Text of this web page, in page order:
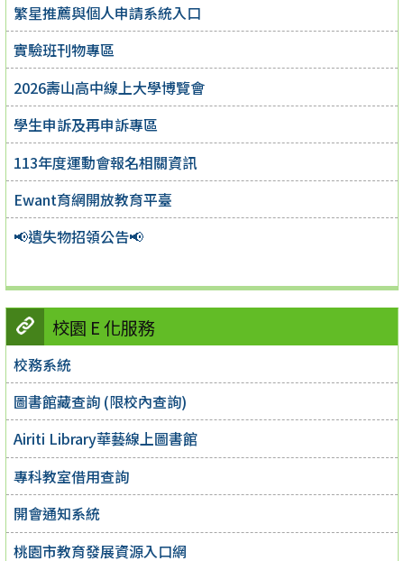
繁星推薦與個人申請系統入口
實驗班刊物專區
2026壽山高中線上大學博覽會
學生申訴及再申訴專區
113年度運動會報名相關資訊
Ewant育網開放教育平臺
📢遺失物招領公告📢
校園 E 化服務
校務系統
圖書館藏查詢 (限校內查詢)
Airiti Library華藝線上圖書館
專科教室借用查詢
開會通知系統
桃園市教育發展資源入口網